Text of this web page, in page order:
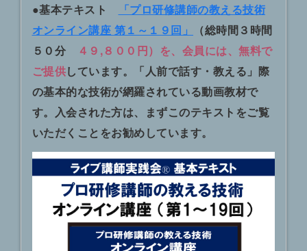
●基本テキスト
「プロ研修講師の教える技術
オンライン講座 第１～１９回」
（総時間３時間
５０分
４９,８００円）を、会員には、無料で
ご提供しています。「人前で話す・教える」際
の基本的な技術が網羅されている動画教材で
す。入会された方は、まずこのテキストをご覧
いただくことをお勧めしています。